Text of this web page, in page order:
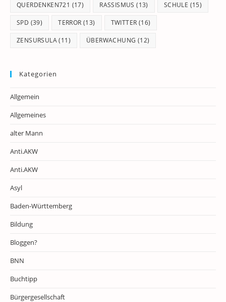
QUERDENKEN721 (17) RASSISMUS (13) SCHULE (15)
SPD (39) TERROR (13) TWITTER (16)
ZENSURSULA(11) ÜBERWACHUNG (12)
Kategorien
Allgemein
Allgemeines
alter Mann
Anti.AKW
Anti.AKW
Asyl
Baden-Württemberg
Bildung
Bloggen?
BNN
Buchtipp
Bürgergesellschaft